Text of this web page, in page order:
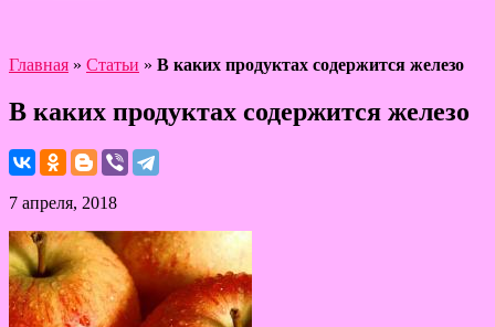
Главная » Статьи » В каких продуктах содержится железо
В каких продуктах содержится железо
7 апреля, 2018